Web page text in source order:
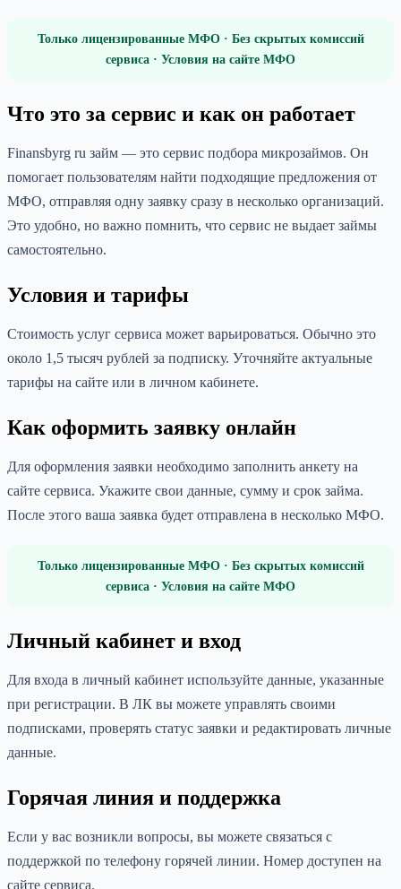
Только лицензированные МФО · Без скрытых комиссий
сервиса · Условия на сайте МФО
Что это за сервис и как он работает
Finansbyrg ru займ — это сервис подбора микрозаймов. Он
помогает пользователям найти подходящие предложения от
МФО, отправляя одну заявку сразу в несколько организаций.
Это удобно, но важно помнить, что сервис не выдает займы
самостоятельно.
Условия и тарифы
Стоимость услуг сервиса может варьироваться. Обычно это
около 1,5 тысяч рублей за подписку. Уточняйте актуальные
тарифы на сайте или в личном кабинете.
Как оформить заявку онлайн
Для оформления заявки необходимо заполнить анкету на
сайте сервиса. Укажите свои данные, сумму и срок займа.
После этого ваша заявка будет отправлена в несколько МФО.
Только лицензированные МФО · Без скрытых комиссий
сервиса · Условия на сайте МФО
Личный кабинет и вход
Для входа в личный кабинет используйте данные, указанные
при регистрации. В ЛК вы можете управлять своими
подписками, проверять статус заявки и редактировать личные
данные.
Горячая линия и поддержка
Если у вас возникли вопросы, вы можете связаться с
поддержкой по телефону горячей линии. Номер доступен на
сайте сервиса.